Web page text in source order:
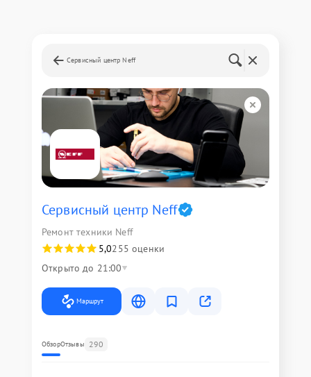
Сервисный центр Neff
Сервисный центр Neff
Ремонт техники Neff
5,0255 оценки
Открыто до 21:00
Маршрут
ОбзорОтзывы 290